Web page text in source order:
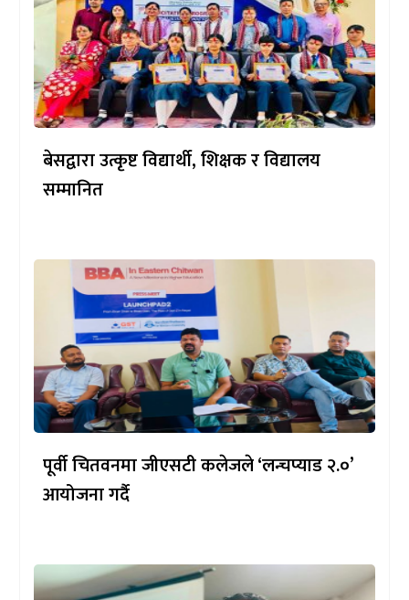
बेसद्वारा उत्कृष्ट विद्यार्थी, शिक्षक र विद्यालय
सम्मानित
पूर्वी चितवनमा जीएसटी कलेजले ‘लन्चप्याड २.०’
आयोजना गर्दै